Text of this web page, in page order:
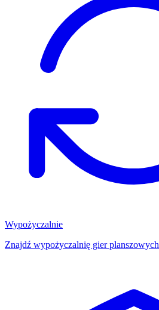
Wypożyczalnie
Znajdź wypożyczalnię gier planszowych